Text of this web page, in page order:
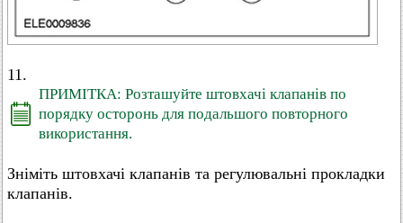
11.
ПРИМІТКА: Розташуйте штовхачі клапанів по
порядку осторонь для подальшого повторного
використання.
Зніміть штовхачі клапанів та регулювальні прокладки
клапанів.